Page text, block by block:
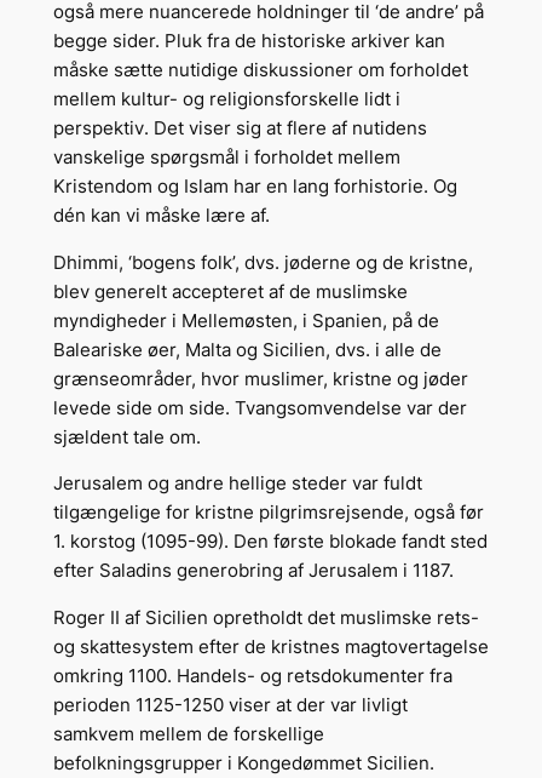
også mere nuancerede holdninger til ‘de andre’ på
begge sider. Pluk fra de historiske arkiver kan
måske sætte nutidige diskussioner om forholdet
mellem kultur- og religionsforskelle lidt i
perspektiv. Det viser sig at flere af nutidens
vanskelige spørgsmål i forholdet mellem
Kristendom og Islam har en lang forhistorie. Og
dén kan vi måske lære af.
Dhimmi, ‘bogens folk’, dvs. jøderne og de kristne,
blev generelt accepteret af de muslimske
myndigheder i Mellemøsten, i Spanien, på de
Baleariske øer, Malta og Sicilien, dvs. i alle de
grænseområder, hvor muslimer, kristne og jøder
levede side om side. Tvangsomvendelse var der
sjældent tale om.
Jerusalem og andre hellige steder var fuldt
tilgængelige for kristne pilgrimsrejsende, også før
1. korstog (1095-99). Den første blokade fandt sted
efter Saladins generobring af Jerusalem i 1187.
Roger II af Sicilien opretholdt det muslimske rets-
og skattesystem efter de kristnes magtovertagelse
omkring 1100. Handels- og retsdokumenter fra
perioden 1125-1250 viser at der var livligt
samkvem mellem de forskellige
befolkningsgrupper i Kongedømmet Sicilien.